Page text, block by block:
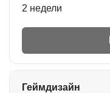
2 недели
Геймдизайн